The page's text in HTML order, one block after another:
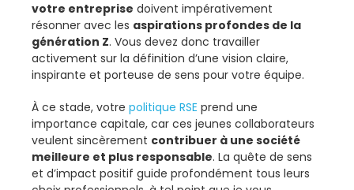
votre entreprise doivent impérativement
résonner avec les aspirations profondes de la
génération Z. Vous devez donc travailler
activement sur la définition d’une vision claire,
inspirante et porteuse de sens pour votre équipe.
À ce stade, votre politique RSE prend une
importance capitale, car ces jeunes collaborateurs
veulent sincèrement contribuer à une société
meilleure et plus responsable. La quête de sens
et d’impact positif guide profondément tous leurs